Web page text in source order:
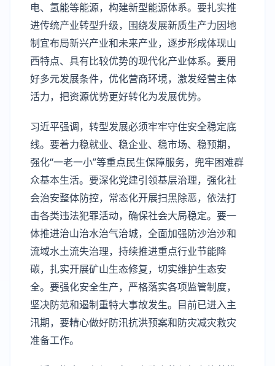
电、氢能等能源，构建新型能源体系。要扎实推
进传统产业转型升级，围绕发展新质生产力因地
制宜布局新兴产业和未来产业，逐步形成体现山
西特点、具有比较优势的现代化产业体系。要用
好多元发展条件，优化营商环境，激发经营主体
活力，把资源优势更好转化为发展优势。
习近平强调，转型发展必须牢牢守住安全稳定底
线。要着力稳就业、稳企业、稳市场、稳预期，
强化“一老一小”等重点民生保障服务，兜牢困难群
众基本生活。要深化党建引领基层治理，强化社
会治安整体防控，常态化开展扫黑除恶，依法打
击各类违法犯罪活动，确保社会大局稳定。要一
体推进治山治水治气治城，全面加强防沙治沙和
流域水土流失治理，持续推进重点行业节能降
碳，扎实开展矿山生态修复，切实维护生态安
全。要强化安全生产，严格落实各项监管制度，
坚决防范和遏制重特大事故发生。目前已进入主
汛期，要精心做好防汛抗洪预案和防灾减灾救灾
准备工作。